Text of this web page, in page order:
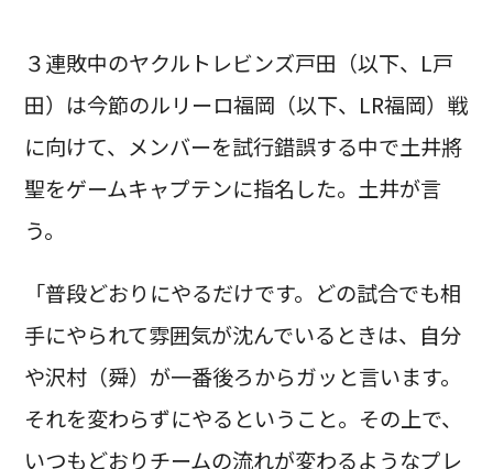
３連敗中のヤクルトレビンズ戸田（以下、L戸
田）は今節のルリーロ福岡（以下、LR福岡）戦
に向けて、メンバーを試行錯誤する中で土井將
聖をゲームキャプテンに指名した。土井が言
う。
「普段どおりにやるだけです。どの試合でも相
手にやられて雰囲気が沈んでいるときは、自分
や沢村（舜）が一番後ろからガッと言います。
それを変わらずにやるということ。その上で、
いつもどおりチームの流れが変わるようなプレ